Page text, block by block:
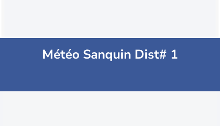
Météo Sanquin Dist# 1